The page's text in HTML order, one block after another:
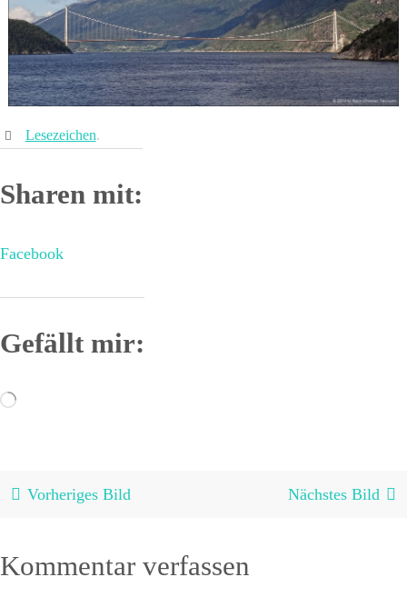
Lesezeichen.
Sharen mit:
Facebook
Gefällt mir:
Wird
Vorheriges Bild Nächstes Bild
Kommentar verfassen